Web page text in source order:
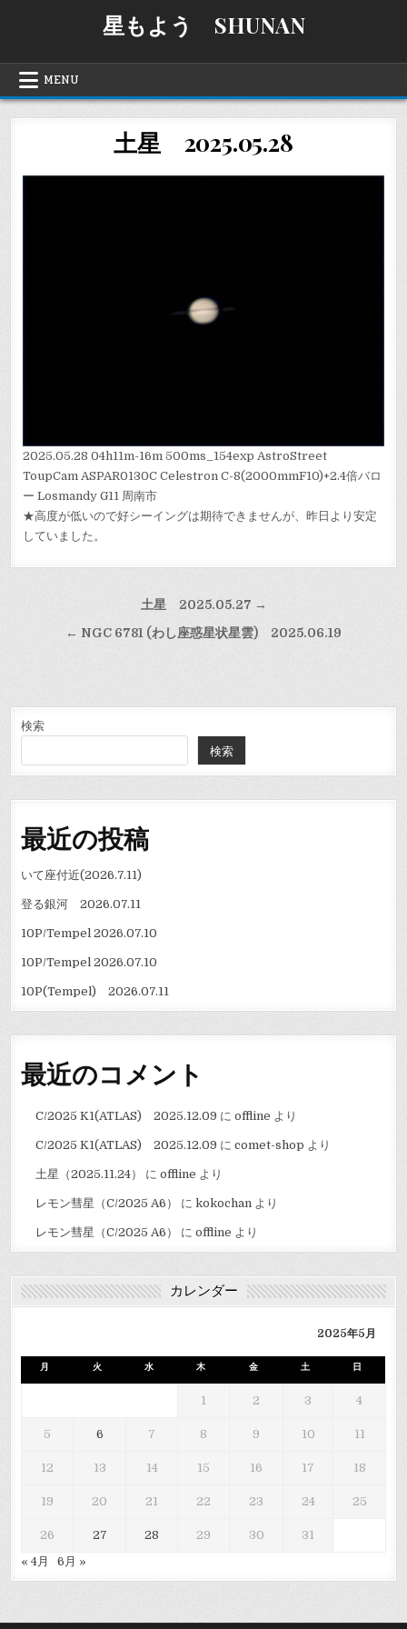
星もよう SHUNAN
MENU
土星 2025.05.28
2025.05.28 04h11m-16m 500ms_154exp AstroStreet
ToupCam ASPAR0130C Celestron C-8(2000mmF10)+2.4倍バロ
ー Losmandy G11 周南市
★高度が低いので好シーイングは期待できませんが、昨日より安定
していました。
ゲ
ー
シ
ョ
ン
土星 2025.05.27 →
← NGC 6781 (わし座惑星状星雲) 2025.06.19
検索
検索
最近の投稿
いて座付近(2026.7.11)
登る銀河 2026.07.11
10P/Tempel 2026.07.10
10P/Tempel 2026.07.10
10P(Tempel) 2026.07.11
最近のコメント
C/2025 K1(ATLAS) 2025.12.09 に offline より
C/2025 K1(ATLAS) 2025.12.09 に comet-shop より
土星（2025.11.24） に offline より
レモン彗星（C/2025 A6） に kokochan より
レモン彗星（C/2025 A6） に offline より
カレンダー
2025年5月
月 火 水 木 金 土 日
1 2 3 4
5 6 7 8 9 10 11
12 13 14 15 16 17 18
19 20 21 22 23 24 25
26 27 28 29 30
31
« 4月
6月 »